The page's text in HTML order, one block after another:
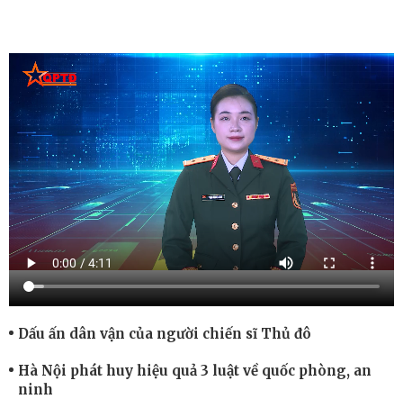
Dấu ấn dân vận của người chiến sĩ Thủ đô
Hà Nội phát huy hiệu quả 3 luật về quốc phòng, an
ninh